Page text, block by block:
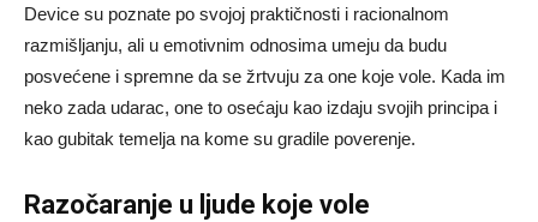
Device su poznate po svojoj praktičnosti i racionalnom
razmišljanju, ali u emotivnim odnosima umeju da budu
posvećene i spremne da se žrtvuju za one koje vole. Kada im
neko zada udarac, one to osećaju kao izdaju svojih principa i
kao gubitak temelja na kome su gradile poverenje.
Razočaranje u ljude koje vole